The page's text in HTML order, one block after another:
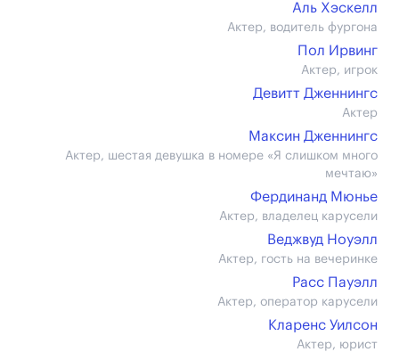
Аль Хэскелл
Актер, водитель фургона
Пол Ирвинг
Актер, игрок
Девитт Дженнингс
Актер
Максин Дженнингс
Актер, шестая девушка в номере «Я слишком много
мечтаю»
Фердинанд Мюнье
Актер, владелец карусели
Веджвуд Ноуэлл
Актер, гость на вечеринке
Расс Пауэлл
Актер, оператор карусели
Кларенс Уилсон
Актер, юрист